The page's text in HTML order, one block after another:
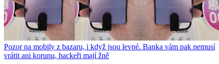
Pozor na mobily z bazaru, i když jsou levné. Banka vám pak nemusí
vrátit ani korunu, hackeři mají žně